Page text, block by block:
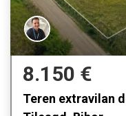
8.150 €
Teren extravilan